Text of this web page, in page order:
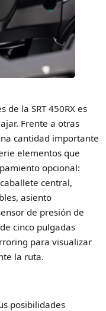
de la SRT 450RX es
Frente a otras
cantidad importante
elementos que
opcional:
central,
asiento
de presión de
cinco pulgadas
para visualizar
la ruta.
posibilidades